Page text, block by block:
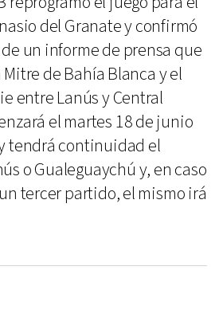
del Granate y confirmó
un informe de prensa que
de Bahía Blanca y el
entre Lanús y Central
el martes 18 de junio
tendrá continuidad el
o Gualeguaychú y, en caso
tercer partido, el mismo irá